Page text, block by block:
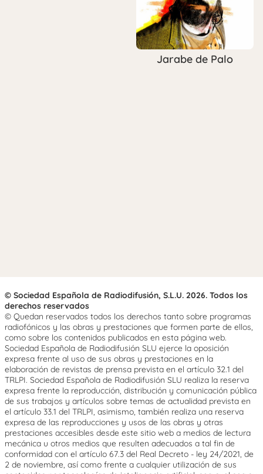
Jarabe de Palo
© Sociedad Española de Radiodifusión, S.L.U. 2026. Todos los
derechos reservados
© Quedan reservados todos los derechos tanto sobre programas
radiofónicos y las obras y prestaciones que formen parte de ellos,
como sobre los contenidos publicados en esta página web.
Sociedad Española de Radiodifusión SLU ejerce la oposición
expresa frente al uso de sus obras y prestaciones en la
elaboración de revistas de prensa prevista en el artículo 32.1 del
TRLPI. Sociedad Española de Radiodifusión SLU realiza la reserva
expresa frente la reproducción, distribución y comunicación pública
de sus trabajos y artículos sobre temas de actualidad prevista en
el artículo 33.1 del TRLPI, asimismo, también realiza una reserva
expresa de las reproducciones y usos de las obras y otras
prestaciones accesibles desde este sitio web a medios de lectura
mecánica u otros medios que resulten adecuados a tal fin de
conformidad con el artículo 67.3 del Real Decreto - ley 24/2021, de
2 de noviembre, así como frente a cualquier utilización de sus